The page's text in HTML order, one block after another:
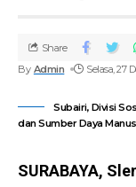
By Admin Selasa, 27
Share
Subairi, Divisi
dan Sumber Daya
SURABAYA,